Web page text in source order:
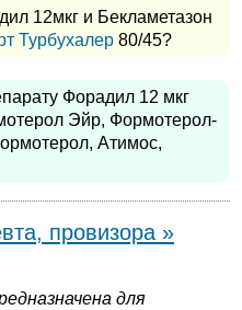
12мкг и Бекламетазон
Турбухалер 80/45?
Форадил 12 мкг
Эйр, Формотерол-
Атимос,
провизора »
для